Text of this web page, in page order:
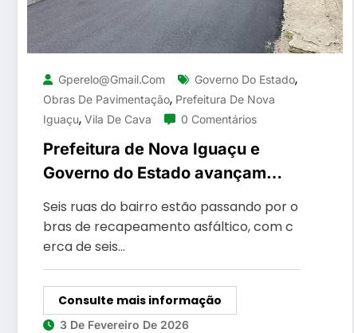
Gperelo@gmail.com Governo Do Estado,
Obras De Pavimentação, Prefeitura De Nova
Iguaçu, Vila De Cava 0 Comentários
Prefeitura de Nova Iguaçu e
Governo do Estado avançam
com obras de pavimentação em
Vila de Cava
Seis ruas do bairro estão passando por o
bras de recapeamento asfáltico, com c
erca de seis…
Consulte mais informação
3 De Fevereiro De 2026